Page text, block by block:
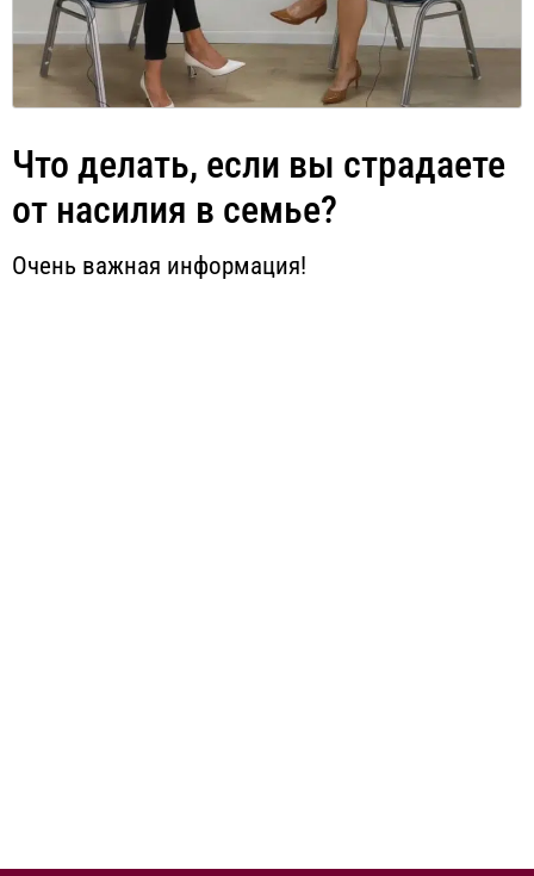
Что делать, если вы страдаете
от насилия в семье?
Очень важная информация!